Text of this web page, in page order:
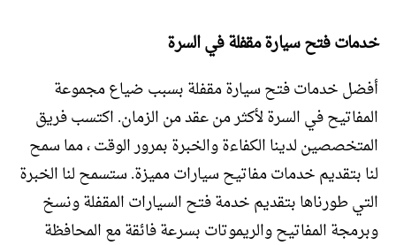
خدمات فتح سيارة مقفلة في السرة
أفضل خدمات فتح سيارة مقفلة بسبب ضياع مجموعة
المفاتيح في السرة لأكثر من عقد من الزمان. اكتسب فريق
المتخصصين لدينا الكفاءة والخبرة بمرور الوقت ، مما سمح
لنا بتقديم خدمات مفاتيح سيارات مميزة. ستسمح لنا الخبرة
التي طورناها بتقديم خدمة فتح السيارات المقفلة ونسخ
وبرمجة المفاتيح والريموتات بسرعة فائقة مع المحافظة